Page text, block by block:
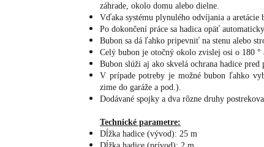
záhrade, okolo domu alebo dielne.
Vďaka systému plynulého odvíjania a
Po dokončení práce sa hadica opäť
Bubon sa dá ľahko pripevniť na stenu alebo
Celý bubon je otočný okolo zvislej osi o 180
Bubon slúži aj ako skvelá ochrana hadice pred
V prípade potreby je možné bubon ľahko
zime do garáže a pod.).
Dodávané spojky a dva rôzne druhy
Technické parametre:
Dĺžka hadice (vývod): 25 m